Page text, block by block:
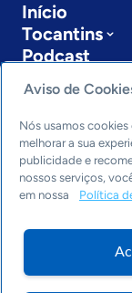
Início
Tocantins
Podcast
Sobre a ASN
Últimas
Entre em
Editorias
Economia &
Inovação &
Cultura
Arquivo
Aviso de
Nós usamos
melhorar a sua
publicidade e
nossos serviços,
em nossa
Política